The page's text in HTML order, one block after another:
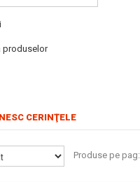
produselor
CERINŢELE
Produse pe pag: